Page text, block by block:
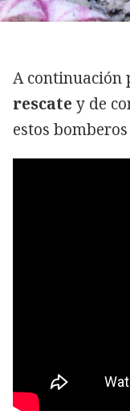
A continuación
rescate y de
estos